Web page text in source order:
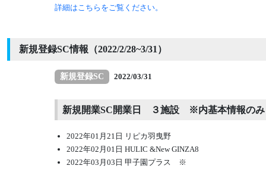
詳細はこちらをご覧ください。
新規登録SC情報（2022/2/28~3/31）
新規登録SC 2022/03/31
新規開業SC開業日 ３施設 ※内基本情報のみ
2022年01月21日 リピカ羽曳野
2022年02月01日 HULIC &New GINZA8
2022年03月03日 甲子園プラス ※